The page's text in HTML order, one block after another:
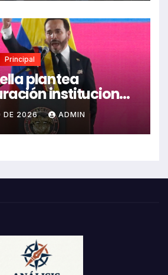
Principal
plantea
institucional
enfocada en
DE 2026 ADMIN